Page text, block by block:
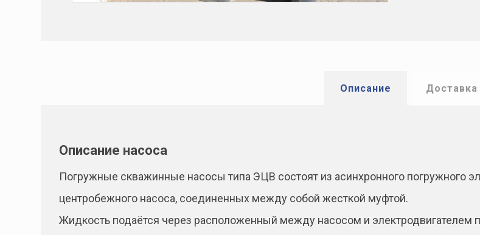
t
Описание Доставка
Описание насоса
Погружные скважинные насосы типа ЭЦВ состоят из асинхронного погружного
центробежного насоса, соединенных между собой жесткой муфтой.
Жидкость подаётся через расположенный между насосом и